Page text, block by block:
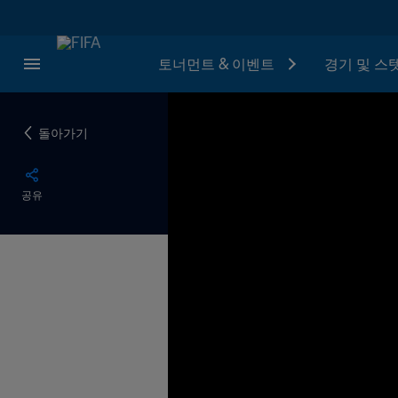
토너먼트 & 이벤트 경기 및 스
돌아가기
공유